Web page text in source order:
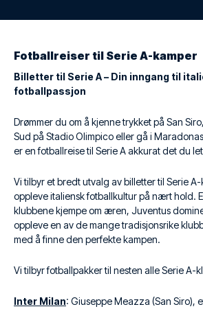
Fotballreiser til Serie A-kamper
Billetter til Serie A – Din inngang til
fotballpassjon
Drømmer du om å kjenne trykket på San
Sud på Stadio Olimpico eller gå i
er en fotballreise til Serie A akkurat det du
Vi tilbyr et bredt utvalg av billetter til Serie
oppleve italiensk fotballkultur på nært hold.
klubbene kjempe om æren, Juventus
oppleve en av de mange tradisjonsrike
med å finne den perfekte kampen.
Vi tilbyr fotballpakker til nesten alle Serie A-
Inter Milan: Giuseppe Meazza (San Siro),